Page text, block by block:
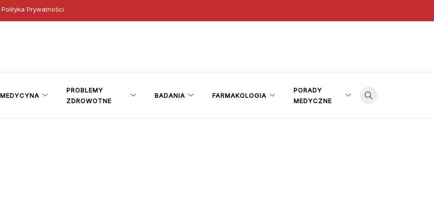
Polityka Prywatności
MEDYCYNA
PROBLEMY
ZDROWOTNE
BADANIA FARMAKOLOGIA
PORADY
MEDYCZNE